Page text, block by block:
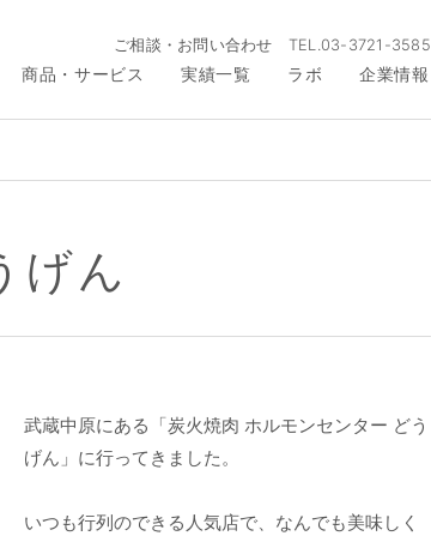
ご相談・お問い合わせ TEL.03-3721-3585
商品・サービス 実績一覧 ラボ 企業情報
げん
武蔵中原にある「炭火焼肉 ホルモンセンター どう
げん」に行ってきました。
いつも行列のできる人気店で、なんでも美味しく